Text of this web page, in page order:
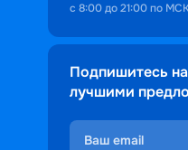
с 8:00 до 21:00 по
Подпишитесь
лучшими